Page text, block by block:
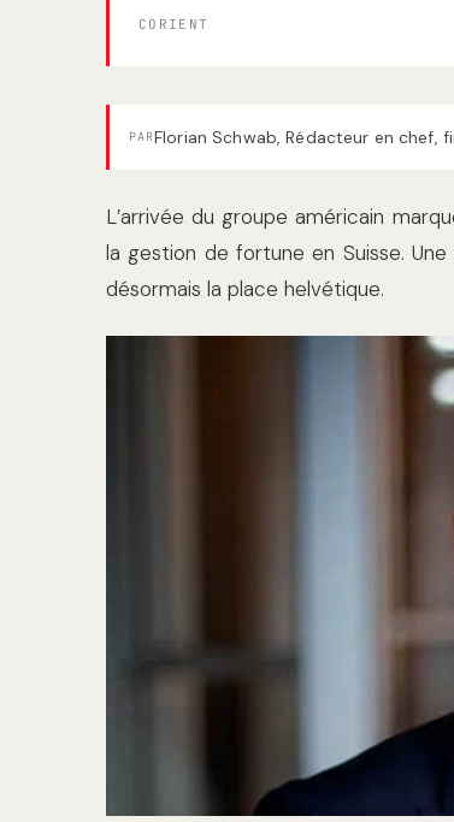
CORIENT
PARFlorian Schwab, Rédacteur en chef,
L’arrivée du groupe américain
la gestion de fortune en Suisse.
désormais la place helvétique.